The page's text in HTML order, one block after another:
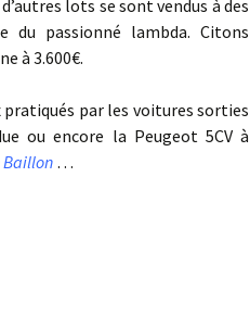
lots se sont vendus à des
du passionné lambda. Citons
à 3.600€.
par les voitures sorties
ou encore la Peugeot 5CV à
Baillon …